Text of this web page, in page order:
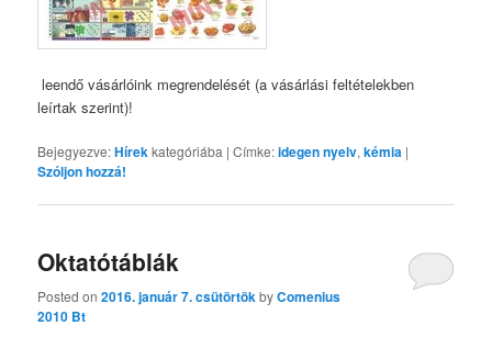
leendő vásárlóink megrendelését (a vásárlási feltételekben
leírtak szerint)!
Bejegyezve:Hírekkategóriába |Címke:idegen nyelv,kémia |
Szóljon hozzá!
Oktatótáblák
Posted on2016. január 7. csütörtökbyComenius
2010 Bt